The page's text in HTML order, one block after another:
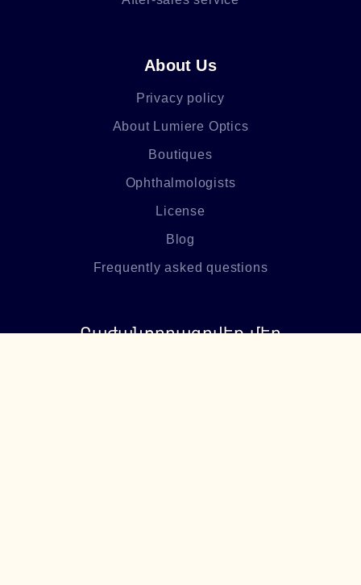
About Us
Privacy policy
About Lumiere Optics
Boutiques
Ophthalmologists
License
Blog
Frequently asked questions
Բաժանորդագրվեք մեր